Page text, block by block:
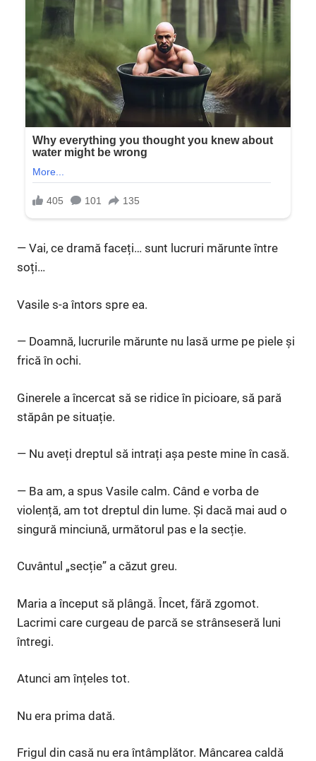
— Vai, ce dramă faceți… sunt lucruri mărunte între
soți…
Vasile s-a întors spre ea.
— Doamnă, lucrurile mărunte nu lasă urme pe piele și
frică în ochi.
Ginerele a încercat să se ridice în picioare, să pară
stăpân pe situație.
— Nu aveți dreptul să intrați așa peste mine în casă.
— Ba am, a spus Vasile calm. Când e vorba de
violență, am tot dreptul din lume. Și dacă mai aud o
singură minciună, următorul pas e la secție.
Cuvântul „secție” a căzut greu.
Maria a început să plângă. Încet, fără zgomot.
Lacrimi care curgeau de parcă se strânseseră luni
întregi.
Atunci am înțeles tot.
Nu era prima dată.
Frigul din casă nu era întâmplător. Mâncarea caldă